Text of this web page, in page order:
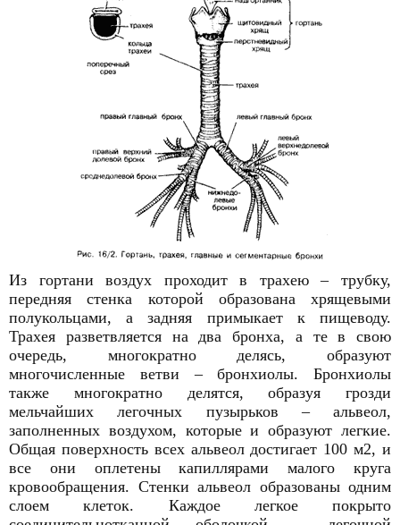
Из гортани воздух проходит в трахею – трубку,
передняя стенка которой образована хрящевыми
полукольцами, а задняя примыкает к пищеводу.
Трахея разветвляется на два бронха, а те в свою
очередь, многократно делясь, образуют
многочисленные ветви – бронхиолы. Бронхиолы
также многократно делятся, образуя грозди
мельчайших легочных пузырьков – альвеол,
заполненных воздухом, которые и образуют легкие.
Общая поверхность всех альвеол достигает 100 м2, и
все они оплетены капиллярами малого круга
кровообращения. Стенки альвеол образованы одним
слоем клеток. Каждое легкое покрыто